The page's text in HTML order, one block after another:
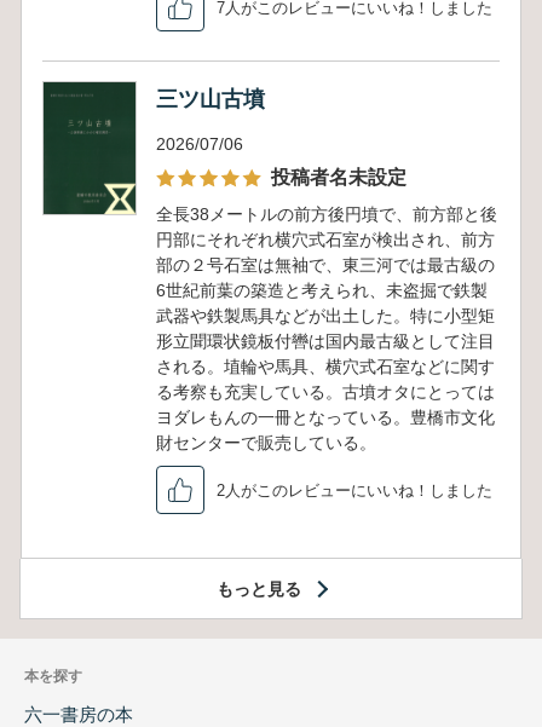
7人がこのレビューにいいね！しました
三ツ山古墳
2026/07/06
投稿者名未設定
全長38メートルの前方後円墳で、前方部と後
円部にそれぞれ横穴式石室が検出され、前方
部の２号石室は無袖で、東三河では最古級の
6世紀前葉の築造と考えられ、未盗掘で鉄製
武器や鉄製馬具などが出土した。特に小型矩
形立聞環状鏡板付轡は国内最古級として注目
される。埴輪や馬具、横穴式石室などに関す
る考察も充実している。古墳オタにとっては
ヨダレもんの一冊となっている。豊橋市文化
財センターで販売している。
2人がこのレビューにいいね！しました
もっと見る
本を探す
六一書房の本